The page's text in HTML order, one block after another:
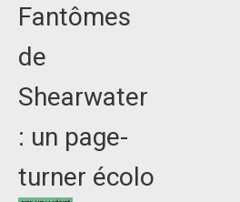
Fantômes
de
Shearwater
: un page-
turner écolo